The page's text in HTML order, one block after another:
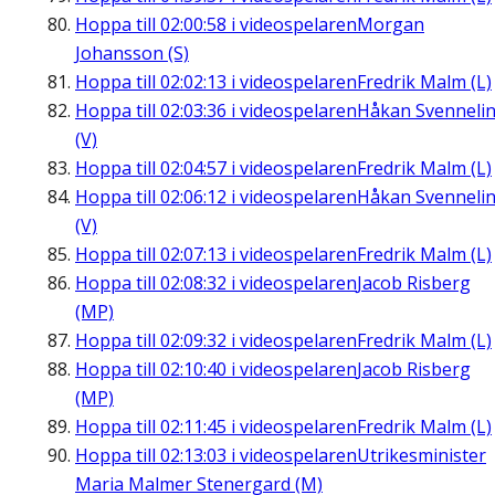
Hoppa till 02:00:58 i videospelarenMorgan
Johansson (S)
Hoppa till 02:02:13 i videospelarenFredrik Malm (L)
Hoppa till 02:03:36 i videospelarenHåkan
(V)
Hoppa till 02:04:57 i videospelarenFredrik Malm (L)
Hoppa till 02:06:12 i videospelarenHåkan
(V)
Hoppa till 02:07:13 i videospelarenFredrik Malm (L)
Hoppa till 02:08:32 i videospelarenJacob Risberg
(MP)
Hoppa till 02:09:32 i videospelarenFredrik Malm (L)
Hoppa till 02:10:40 i videospelarenJacob Risberg
(MP)
Hoppa till 02:11:45 i videospelarenFredrik Malm (L)
Hoppa till 02:13:03 i videospelarenUtrikesminister
Maria Malmer Stenergard (M)